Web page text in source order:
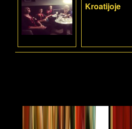
Kroatijoje